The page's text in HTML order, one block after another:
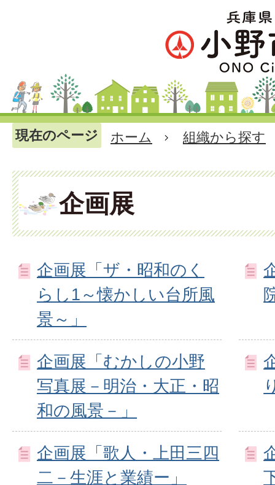
現在のページ ホーム 組織から探す
企画展
企画展「ザ・昭和のく
らし1～懐かしい台所風
景～」
企画展「むかしの小野
写真展－明治・大正・昭
和の風景－」
企画展「歌人・上田三四
二－生涯と業績ー」